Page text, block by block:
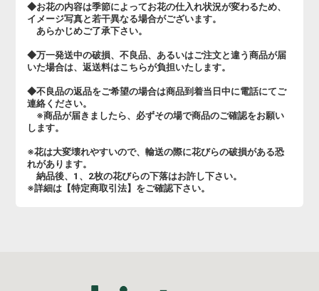
◆お花の内容は季節によってお花の仕入れ状況が変わるため、
イメージ写真と若干異なる場合がございます。
あらかじめご了承下さい。
◆万一発送中の破損、不良品、あるいはご注文と違う商品が届
いた場合は、返送料はこちらが負担いたします。
◆不良品の返品をご希望の場合は商品到着当日中に電話にてご
連絡ください。
※商品が届きましたら、必ずその場で商品のご確認をお願い
します。
※花は大変壊れやすいので、輸送の際に花びらの破損がある恐
れがあります。
納品後、1、2枚の花びらの下落はお許し下さい。
※詳細は【特定商取引法】をご確認下さい。